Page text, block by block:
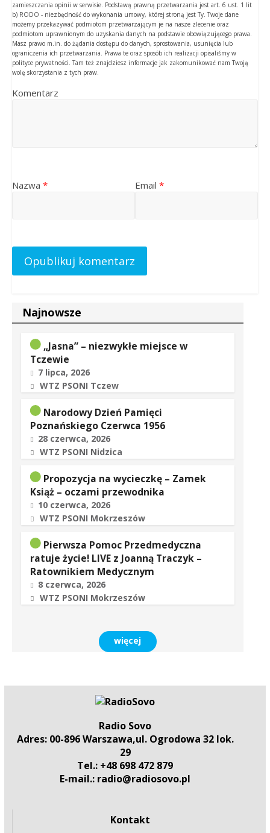
zamieszczania opinii w serwisie. Podstawą prawną przetwarzania jest art. 6 ust. 1 lit
b) RODO - niezbędność do wykonania umowy, której stroną jest Ty. Twoje dane
możemy przekazywać podmiotom przetwarzającym je na nasze zlecenie oraz
podmiotom uprawnionym do uzyskania danych na podstawie obowiązującego prawa.
Masz prawo m.in. do żądania dostępu do danych, sprostowania, usunięcia lub
ograniczenia ich przetwarzania. Prawa te oraz sposób ich realizacji opisaliśmy w
polityce prywatności. Tam też znajdziesz informacje jak zakomunikować nam Twoją
wolę skorzystania z tych praw.
Komentarz
Nazwa * Email *
Najnowsze
„Jasna” – niezwykłe miejsce w
Tczewie
7 lipca, 2026
WTZ PSONI Tczew
Narodowy Dzień Pamięci
Poznańskiego Czerwca 1956
28 czerwca, 2026
WTZ PSONI Nidzica
Propozycja na wycieczkę – Zamek
Książ – oczami przewodnika
10 czerwca, 2026
WTZ PSONI Mokrzeszów
Pierwsza Pomoc Przedmedyczna
ratuje życie! LIVE z Joanną Traczyk –
Ratownikiem Medycznym
8 czerwca, 2026
WTZ PSONI Mokrzeszów
więcej
Radio Sovo
Adres: 00-896 Warszawa,ul. Ogrodowa 32 lok.
29
Tel.: +48 698 472 879
E-mail.: radio@radiosovo.pl
Kontakt